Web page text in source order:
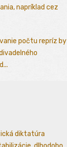
napríklad cez
počtu repríz by
diktatúra